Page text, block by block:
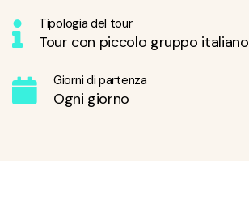
Tipologia del tour
Tour con piccolo gruppo italiano
Giorni di partenza
Ogni giorno